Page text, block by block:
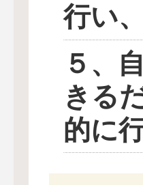
行い、
５、
きる
的に